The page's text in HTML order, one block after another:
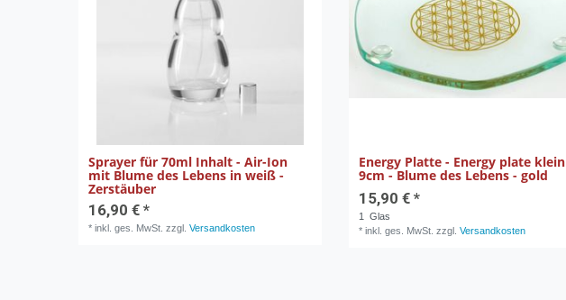
Sprayer für 70ml Inhalt - Air-Ion
mit Blume des Lebens in weiß -
Zerstäuber
16,90 € *
*inkl. ges. MwSt. zzgl.Versandkosten
Energy Platte - Energy plate klein
9cm - Blume des Lebens - gold
15,90 € *
1
Glas
*inkl. ges. MwSt. zzgl.Versandkosten